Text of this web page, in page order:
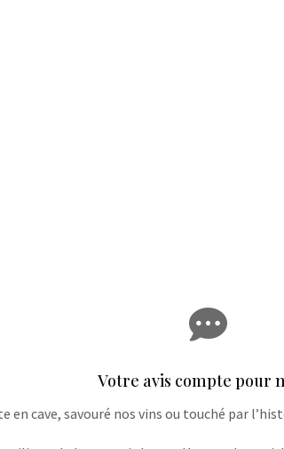

Votre avis compte pour
en cave, savouré nos vins ou touché par